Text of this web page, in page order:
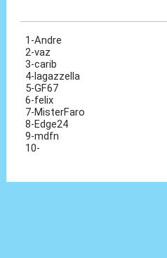
1-Andre
2-vaz
3-carib
4-lagazzella
5-GF67
6-felix
7-MisterFaro
8-Edge24
9-mdfn
10-